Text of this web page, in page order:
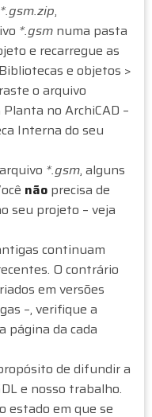
*.gsm.zip,
*.gsm numa pasta
e recarregue as
e objetos >
o arquivo
no ArchiCAD –
Interna do seu
*.gsm, alguns
não precisa de
seu projeto – veja
continuam
O contrário
em versões
–, verifique a
página da cada
de difundir a
e nosso trabalho.
estado em que se